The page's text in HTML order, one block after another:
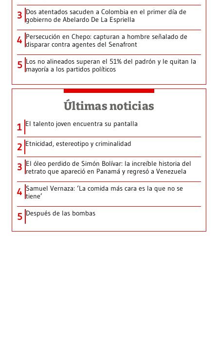
3 Dos atentados sacuden a Colombia en el primer día de
gobierno de Abelardo De La Espriella
4 Persecución en Chepo: capturan a hombre señalado de
disparar contra agentes del Senafront
5 Los no alineados superan el 51% del padrón y le quitan la
mayoría a los partidos políticos
Últimas noticias
1 El talento joven encuentra su pantalla​
2 Etnicidad, estereotipo y criminalidad
3 El óleo perdido de Simón Bolívar: la increíble historia del
retrato que apareció en Panamá y regresó a Venezuela
4 Samuel Vernaza: ‘La comida más cara es la que no se
tiene’
5 Después de las bombas